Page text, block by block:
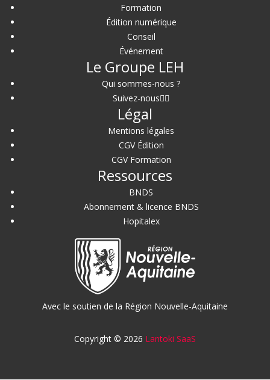
Formation
Édition numérique
Conseil
Événement
Le Groupe LEH
Qui sommes-nous ?
Suivez-nous
Légal
Mentions légales
CGV Édition
CGV Formation
Ressources
BNDS
Abonnement & licence BNDS
Hopitalex
Avec le soutien de la Région Nouvelle-Aquitaine
Copyright © 2026 Lantoki SaaS